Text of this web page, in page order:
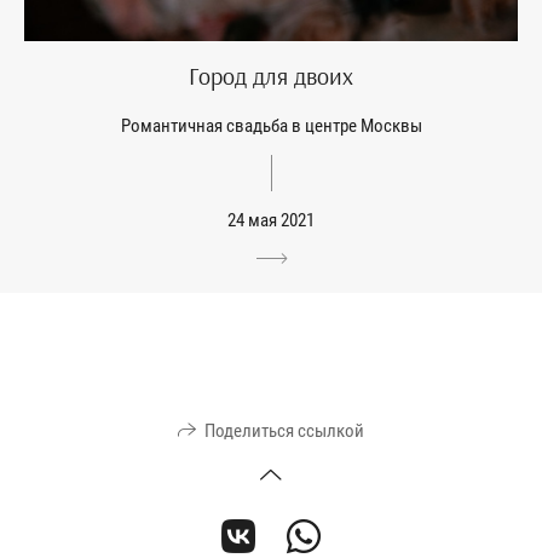
Город для двоих
Романтичная свадьба в центре Москвы
24 мая 2021
Поделиться ссылкой